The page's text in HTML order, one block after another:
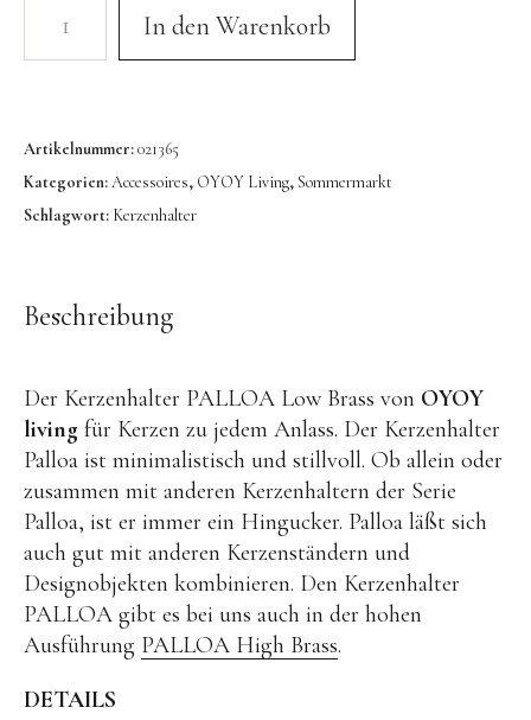
MINI KYOMO | Kinderuhren
Mr MARIA | Leuchten
NUUKK | Papierdesign & Kissen
OYOY living
Sköna Ting | Papeterie
YEYE Sonnenbrillen für Kinder
Telmas Botanica | Kerzen
the Munio | Duftkerzen & Seifen
TILDA Puppen
Spielen
Basteln & Experimente
In den Warenkorb
Artikelnummer:021365
Kategorien:Accessoires, OYOY Living,Sommermarkt
Schlagwort: Kerzenhalter
Beschreibung
Der Kerzenhalter PALLOA Low Brass von OYOY
living für Kerzen zu jedem Anlass. Der Kerzenhalter
Palloa ist minimalistisch und stillvoll. Ob allein oder
zusammen mit anderen Kerzenhaltern der Serie
Palloa, ist er immer ein Hingucker. Palloa läßt sich
auch gut mit anderen Kerzenständern und
Designobjekten kombinieren. Den Kerzenhalter
PALLOA gibt es bei uns auch in der hohen
Ausführung PALLOA High Brass.
DETAILS